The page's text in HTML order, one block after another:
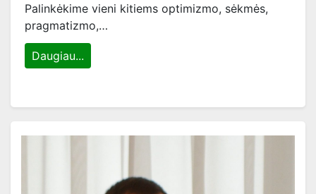
Palinkėkime vieni kitiems optimizmo, sėkmės,
pragmatizmo,…
Daugiau...